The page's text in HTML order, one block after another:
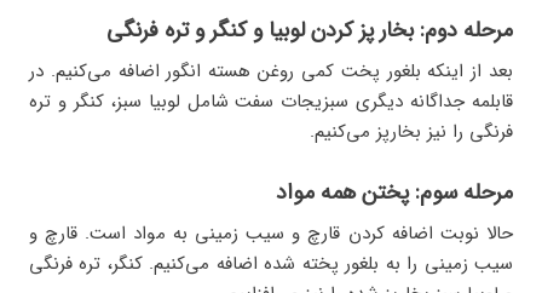
مرحله دوم: بخار پز کردن لوبیا و کنگر و تره فرنگی
بعد از اینکه بلغور پخت کمی روغن هسته انگور اضافه می‌کنیم. در
قابلمه جداگانه دیگری سبزیجات سفت شامل لوبیا سبز، کنگر و تره
فرنگی را نیز بخارپز می‌کنیم.
مرحله سوم: پختن همه مواد
حالا نوبت اضافه کردن قارچ و سیب زمینی به مواد است. قارچ و
سیب زمینی را به بلغور پخته شده اضافه می‌کنیم. کنگر، تره فرنگی